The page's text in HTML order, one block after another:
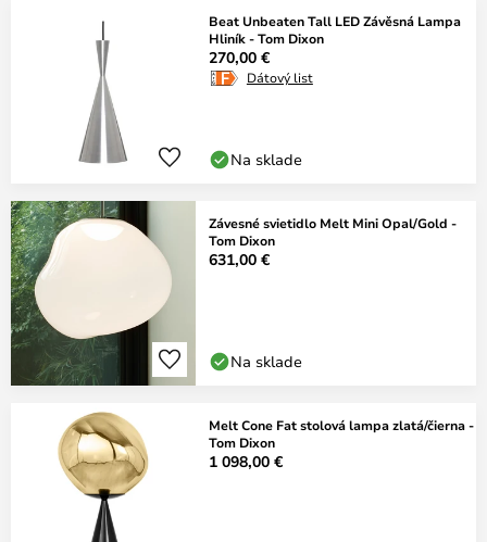
Beat Unbeaten Tall LED Závěsná Lampa
Hliník - Tom Dixon
270,00 €
Dátový list
Na sklade
Závesné svietidlo Melt Mini Opal/Gold -
Tom Dixon
631,00 €
Na sklade
Melt Cone Fat stolová lampa zlatá/čierna -
Tom Dixon
1 098,00 €